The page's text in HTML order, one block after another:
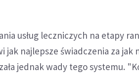
usług leczniczych na etapy
jak najlepsze świadczenia za jak
jednak wady tego systemu.